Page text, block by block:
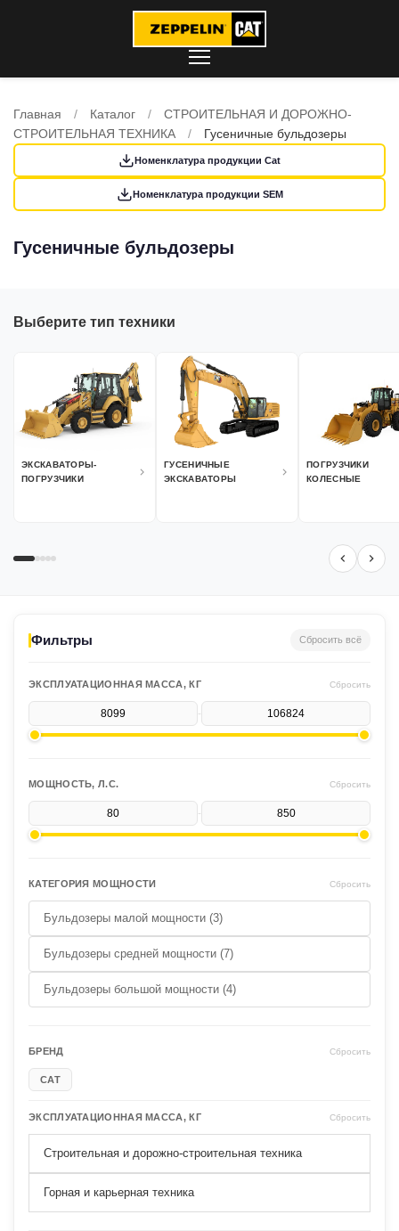
Главная / Каталог /
СТРОИТЕЛЬНАЯ И ДОРОЖНО-
СТРОИТЕЛЬНАЯ ТЕХНИКА
/ Гусеничные бульдозеры
Номенклатура продукции Cat
Номенклатура продукции SEM
Гусеничные бульдозеры
Выберите тип техники
ЭКСКАВАТОРЫ-
ПОГРУЗЧИКИ
ГУСЕНИЧНЫЕ
ЭКСКАВАТОРЫ
ПОГРУЗЧИКИ
КОЛЕСНЫЕ
Фильтры Сбросить всё
ЭКСПЛУАТАЦИОННАЯ МАССА, КГ Сбросить
-
МОЩНОСТЬ, Л.С. Сбросить
-
КАТЕГОРИЯ МОЩНОСТИ Сбросить
Бульдозеры малой мощности (3)
Бульдозеры средней мощности (7)
Бульдозеры большой мощности (4)
БРЕНД Сбросить
CAT
ЭКСПЛУАТАЦИОННАЯ МАССА, КГ Сбросить
Строительная и дорожно-строительная техника
Горная и карьерная техника